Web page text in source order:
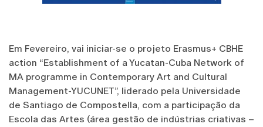
Em Fevereiro, vai iniciar-se o projeto Erasmus+ CBHE
action “Establishment of a Yucatan-Cuba Network of
MA programme in Contemporary Art and Cultural
Management-YUCUNET”, liderado pela Universidade
de Santiago de Compostella, com a participação da
Escola das Artes (área gestão de indústrias criativas –